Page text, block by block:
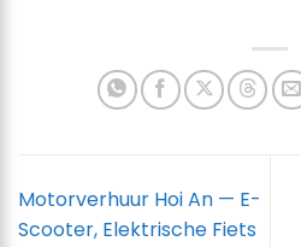
Motorverhuur Hoi An — E-
Scooter, Elektrische Fiets